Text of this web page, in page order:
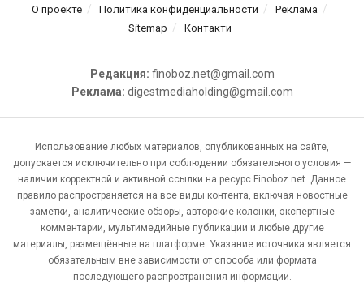
О проекте Политика конфиденциальности
Реклама
Sitemap
Контакти
Редакция: finoboz.net@gmail.com
Реклама: digestmediaholding@gmail.com
Использование любых материалов, опубликованных на сайте,
допускается исключительно при соблюдении обязательного условия —
наличии корректной и активной ссылки на ресурс Finoboz.net. Данное
правило распространяется на все виды контента, включая новостные
заметки, аналитические обзоры, авторские колонки, экспертные
комментарии, мультимедийные публикации и любые другие
материалы, размещённые на платформе. Указание источника является
обязательным вне зависимости от способа или формата
последующего распространения информации.